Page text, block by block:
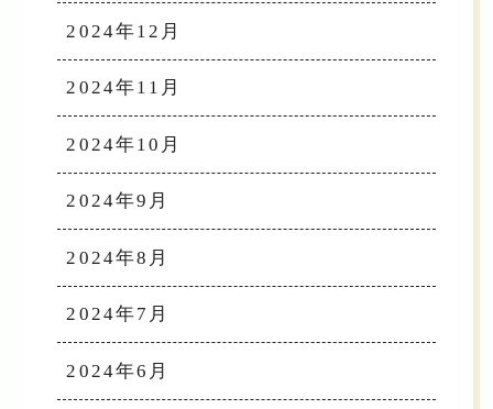
2024年12月
2024年11月
2024年10月
2024年9月
2024年8月
2024年7月
2024年6月